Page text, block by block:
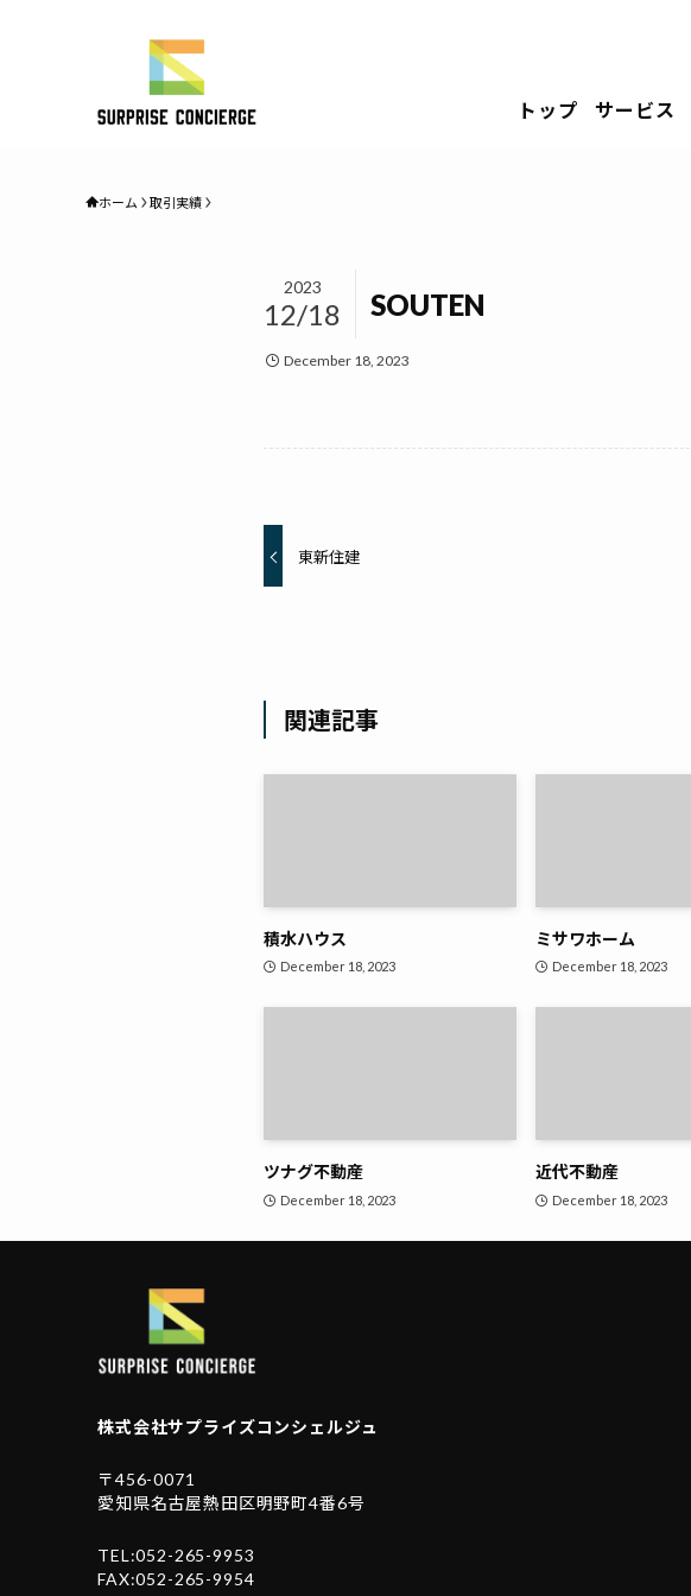
トップ サービス
ホーム 取引実績
SOUTEN
2023
12/18
December 18, 2023
東新住建
関連記事
積水ハウス
December 18, 2023
ミサワホーム
December 18, 2023
ツナグ不動産
December 18, 2023
近代不動産
December 18, 2023
株式会社サプライズコンシェルジュ
〒456-0071
愛知県名古屋熱田区明野町4番6号
TEL:052-265-9953
FAX:052-265-9954